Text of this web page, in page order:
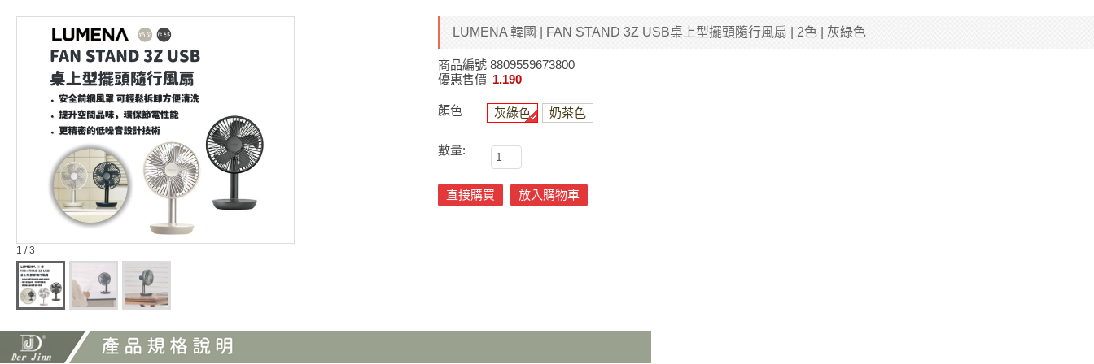
1 / 3
LUMENA 韓國 | FAN STAND 3Z USB桌上型擺頭隨行風扇 | 2色 | 灰綠色
商品編號 8809559673800
優惠售價 1,190
顏色 灰綠色 奶茶色
數量:
直接購買 放入購物車